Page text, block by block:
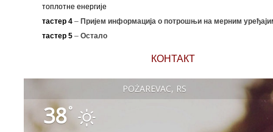
топлотне енергије
тастер 4 – Пријем информација о потрошњи на мерним
тастер 5 – Остало
КОНТАКТ
POŽAREVAC, RS
38°